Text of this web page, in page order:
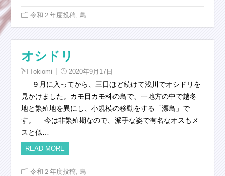
令和２年度投稿 鳥
オシドリ
Tokiomi 2020年9月17日
９月に入ってから、三日ほど続けて浅川でオシドリを
見かけました。カモ目カモ科の鳥で、一地方の中で越冬
地と繁殖地を異にし、小規模の移動をする「漂鳥」で
す。 今は非繁殖期なので、派手な姿で有名なオスもメ
スと似…
READ MORE
令和２年度投稿 鳥